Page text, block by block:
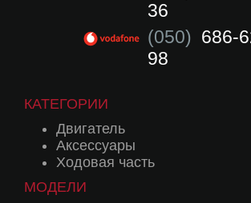
36
(050) 686-
98
КАТЕГОРИИ
Двигатель
Аксессуары
Ходовая часть
МОДЕЛИ